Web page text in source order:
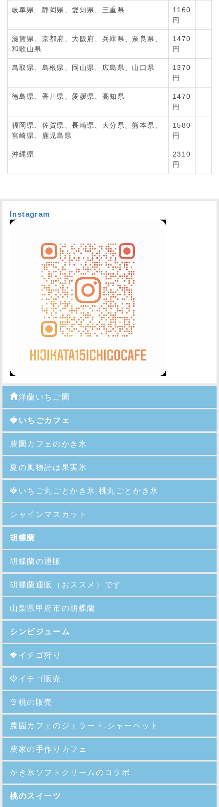
岐阜県、静岡県、愛知県、三重県
1160
円
滋賀県、京都府、大阪府、兵庫県、奈良県、
和歌山県
1470
円
鳥取県、島根県、岡山県、広島県、山口県
1370
円
徳島県、香川県、愛媛県、高知県
1470
円
福岡県、佐賀県、長崎県、大分県、熊本県、
宮崎県、鹿児島県
1580
円
沖縄県
2310
円
Instagram
洋蘭いちご園
🍓いちごカフェ
農園カフェのかき氷
夏の風物詩は果実氷
🍓 いちご丸ごとかき氷,桃丸ごとかき氷
シャインマスカット
胡蝶蘭
胡蝶蘭の通販
胡蝶蘭通販（おススメ）です
山梨県甲府市の胡蝶蘭
シンビジューム
🍓イチゴ狩り
🍓イチゴ販売
🍑 桃の販売
農園カフェのジェラート,シャーベット
農家の手作りカフェ
かき氷ソフトクリームのコラボ
桃のスイーツ